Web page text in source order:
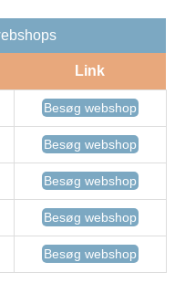
Link
Besøg webshop
Besøg webshop
Besøg webshop
Besøg webshop
Besøg webshop